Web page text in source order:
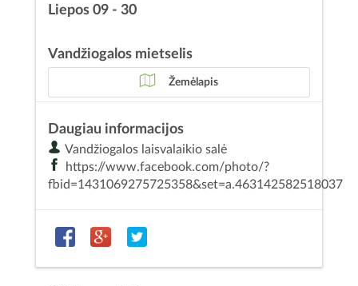
Liepos 09 - 30
Vandžiogalos mietselis
Žemėlapis
Daugiau informacijos
Vandžiogalos laisvalaikio salė
https://www.facebook.com/photo/?
fbid=1431069275725358&set=a.463142582518037